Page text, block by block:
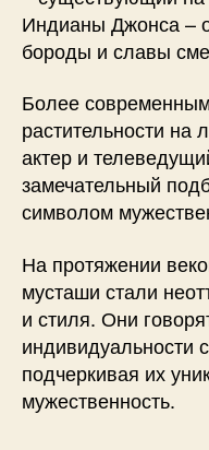
Индианы Джонса –
бороды и славы
Более
растительности на
актер и
замечательный
символом
На протяжении
мусташи стали
и стиля. Они
индивидуальности
подчеркивая их
мужественность.